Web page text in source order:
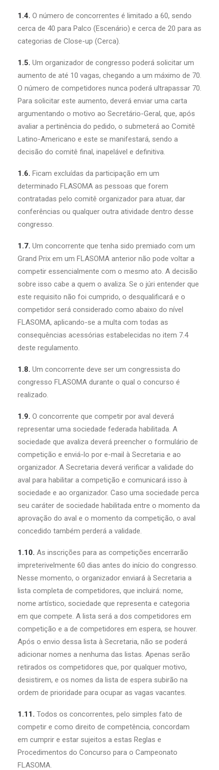
1.4. O número de concorrentes é limitado a 60, sendo
cerca de 40 para Palco (Escenário) e cerca de 20 para as
categorias de Close-up (Cerca).
1.5. Um organizador de congresso poderá solicitar um
aumento de até 10 vagas, chegando a um máximo de 70.
O número de competidores nunca poderá ultrapassar 70.
Para solicitar este aumento, deverá enviar uma carta
argumentando o motivo ao Secretário-Geral, que, após
avaliar a pertinência do pedido, o submeterá ao Comitê
Latino-Americano e este se manifestará, sendo a
decisão do comitê final, inapelável e definitiva.
1.6. Ficam excluídas da participação em um
determinado FLASOMA as pessoas que forem
contratadas pelo comitê organizador para atuar, dar
conferências ou qualquer outra atividade dentro desse
congresso.
1.7. Um concorrente que tenha sido premiado com um
Grand Prix em um FLASOMA anterior não pode voltar a
competir essencialmente com o mesmo ato. A decisão
sobre isso cabe a quem o avaliza. Se o júri entender que
este requisito não foi cumprido, o desqualificará e o
competidor será considerado como abaixo do nível
FLASOMA, aplicando-se a multa com todas as
consequências acessórias estabelecidas no item 7.4
deste regulamento.
1.8. Um concorrente deve ser um congressista do
congresso FLASOMA durante o qual o concurso é
realizado.
1.9. O concorrente que competir por aval deverá
representar uma sociedade federada habilitada. A
sociedade que avaliza deverá preencher o formulário de
competição e enviá-lo por e-mail à Secretaria e ao
organizador. A Secretaria deverá verificar a validade do
aval para habilitar a competição e comunicará isso à
sociedade e ao organizador. Caso uma sociedade perca
seu caráter de sociedade habilitada entre o momento da
aprovação do aval e o momento da competição, o aval
concedido também perderá a validade.
1.10. As inscrições para as competições encerrarão
impreterivelmente 60 dias antes do início do congresso.
Nesse momento, o organizador enviará à Secretaria a
lista completa de competidores, que incluirá: nome,
nome artístico, sociedade que representa e categoria
em que compete. A lista será a dos competidores em
competição e a de competidores em espera, se houver.
Após o envio dessa lista à Secretaria, não se poderá
adicionar nomes a nenhuma das listas. Apenas serão
retirados os competidores que, por qualquer motivo,
desistirem, e os nomes da lista de espera subirão na
ordem de prioridade para ocupar as vagas vacantes.
1.11. Todos os concorrentes, pelo simples fato de
competir e como direito de competência, concordam
em cumprir e estar sujeitos a estas Reglas e
Procedimentos do Concurso para o Campeonato
FLASOMA.